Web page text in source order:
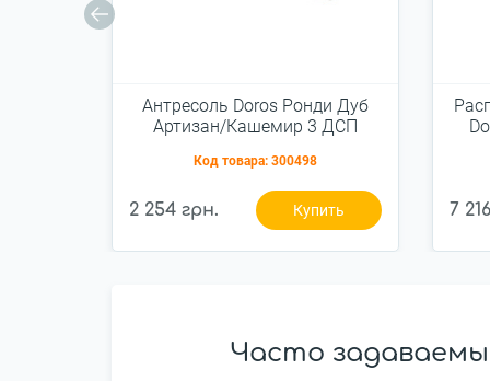
Антресоль Doros Ронди Дуб
Артизан/Кашемир 3 ДСП
Код товара: 300498
2 254 грн. Купить 7
Часто